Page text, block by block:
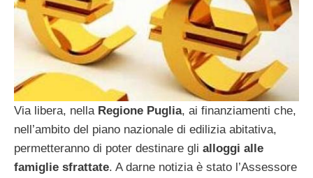
Via libera, nella Regione Puglia, ai finanziamenti che,
nell’ambito del piano nazionale di edilizia abitativa,
permetteranno di poter destinare gli alloggi alle
famiglie sfrattate. A darne notizia è stato l’Assessore